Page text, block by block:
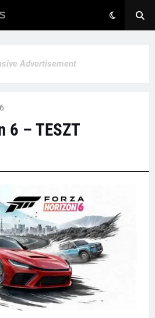
Advertisement
6 – TESZT